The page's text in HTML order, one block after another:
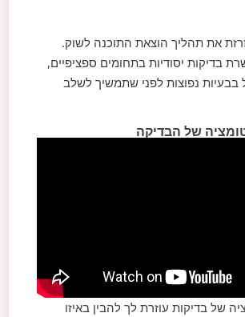
את תהליך הוצאת התוכנה לשוק.
בדיקות יסודיות בתחומים ספציפיים,
נפוצות לפני שתמשיך לשלב
של הבדיקה
של בדיקות עוזרת לך להבין באיזו